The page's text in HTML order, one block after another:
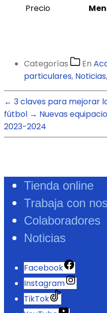
Precio
Categorías En
particulares, Noticias,
← 3 claves para mejorar
fútbol → Nuevas
2023-2024
Tienda online
Trabaja con
Colaboradores
Noticias
Facebook
Instagram
TikTok